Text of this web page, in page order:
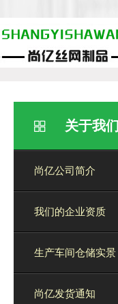
关于我们
尚亿公司简介
我们的企业资质
生产车间仓储实景
尚亿发货通知